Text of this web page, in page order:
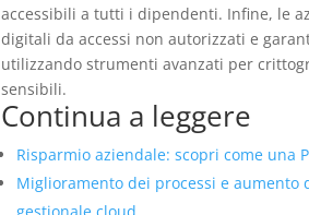
accessibili a tutti i dipendenti. Infine, le
digitali da accessi non autorizzati e
utilizzando strumenti avanzati per
sensibili.
Continua a leggere
Risparmio aziendale: scopri come una
Miglioramento dei processi e aumento
gestionale cloud